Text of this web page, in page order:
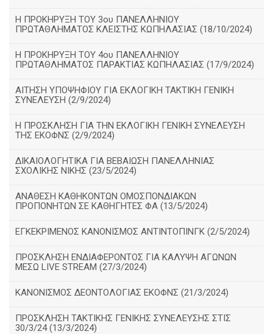
Η ΠΡΟΚΗΡΥΞΗ ΤΟΥ 3ου ΠΑΝΕΛΛΗΝΙΟΥ
ΠΡΩΤΑΘΛΗΜΑΤΟΣ ΚΛΕΙΣΤΗΣ ΚΩΠΗΛΑΣΙΑΣ (18/10/2024)
Η ΠΡΟΚΗΡΥΞΗ ΤΟΥ 4ου ΠΑΝΕΛΛΗΝΙΟΥ
ΠΡΩΤΑΘΛΗΜΑΤΟΣ ΠΑΡΑΚΤΙΑΣ ΚΩΠΗΛΑΣΙΑΣ (17/9/2024)
ΑΙΤΗΣΗ ΥΠΟΨΗΦΙΟΥ ΓΙΑ ΕΚΛΟΓΙΚΗ ΤΑΚΤΙΚΗ ΓΕΝΙΚΗ
ΣΥΝΕΛΕΥΣΗ (2/9/2024)
Η ΠΡΟΣΚΛΗΣΗ ΓΙΑ ΤΗΝ ΕΚΛΟΓΙΚΗ ΓΕΝΙΚΗ ΣΥΝΕΛΕΥΣΗ
ΤΗΣ ΕΚΟΦΝΣ (2/9/2024)
ΔΙΚΑΙΟΛΟΓΗΤΙΚΑ ΓΙΑ ΒΕΒΑΙΩΣΗ ΠΑΝΕΛΛΗΝΙΑΣ
ΣΧΟΛΙΚΗΣ ΝΙΚΗΣ (23/5/2024)
ΑΝΑΘΕΣΗ ΚΑΘΗΚΟΝΤΩΝ ΟΜΟΣΠΟΝΔΙΑΚΩΝ
ΠΡΟΠΟΝΗΤΩΝ ΣΕ ΚΑΘΗΓΗΤΕΣ ΦΑ (13/5/2024)
ΕΓΚΕΚΡΙΜΕΝΟΣ ΚΑΝΟΝΙΣΜΟΣ ΑΝΤΙΝΤΟΠΙΝΓΚ (2/5/2024)
ΠΡΟΣΚΛΗΣΗ ΕΝΔΙΑΦΕΡΟΝΤΟΣ ΓΙΑ ΚΑΛΥΨΗ ΑΓΩΝΩΝ
ΜΕΣΩ LIVE STREAM (27/3/2024)
ΚΑΝΟΝΙΣΜΟΣ ΔΕΟΝΤΟΛΟΓΙΑΣ ΕΚΟΦΝΣ (21/3/2024)
ΠΡΟΣΚΛΗΣΗ ΤΑΚΤΙΚΗΣ ΓΕΝΙΚΗΣ ΣΥΝΕΛΕΥΣΗΣ ΣΤΙΣ
30/3/24 (13/3/2024)